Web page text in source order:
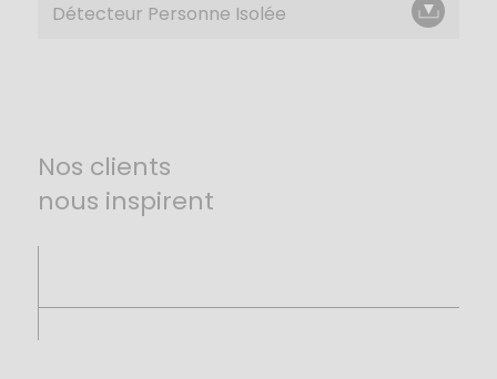
Détecteur Personne Isolée
Nos clients
nous inspirent